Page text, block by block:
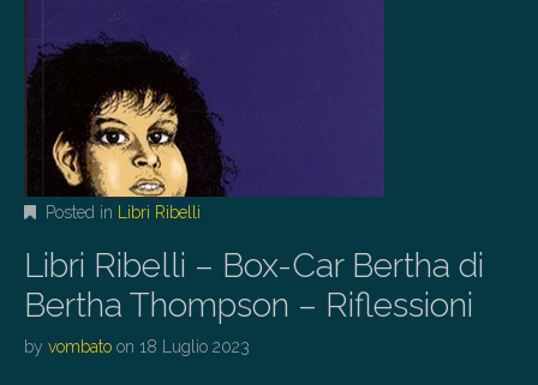
Posted in Libri Ribelli
Libri Ribelli – Box-Car Bertha di
Bertha Thompson – Riflessioni
by vombato on 18 Luglio 2023